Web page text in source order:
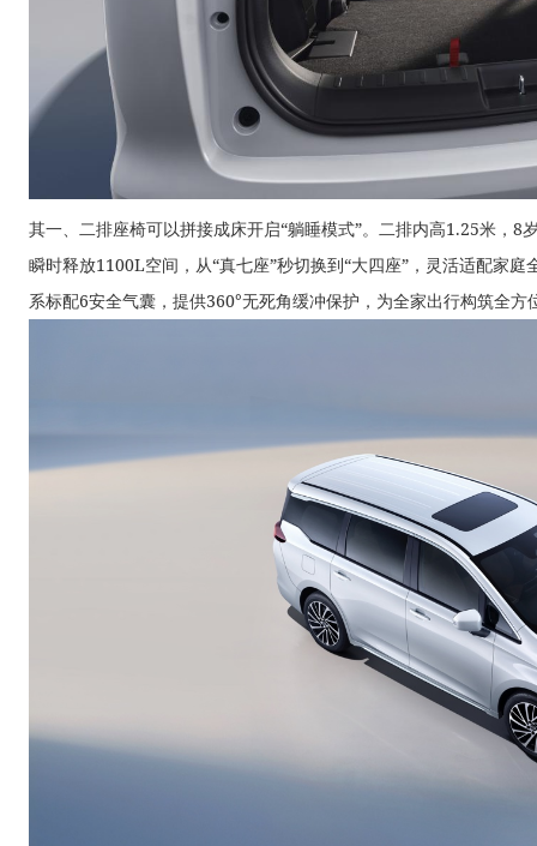
其一、二排座椅可以拼接成床开启“躺睡模式”。二排内高1.25米，8
瞬时释放1100L空间，从“真七座”秒切换到“大四座”，灵活适配家
系标配6安全气囊，提供360°无死角缓冲保护，为全家出行构筑全方